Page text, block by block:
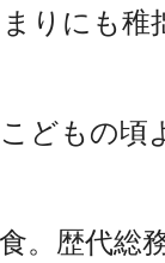
りにも稚
どもの頃
。歴代総